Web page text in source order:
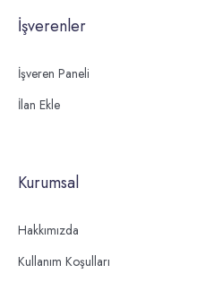
İşverenler
İşveren Paneli
İlan Ekle
Kurumsal
Hakkımızda
Kullanım Koşulları